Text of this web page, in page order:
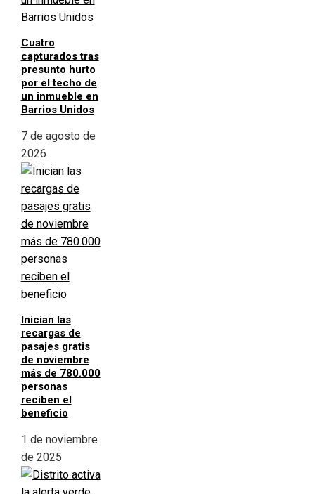
Cuatro
capturados tras
presunto hurto
por el techo de
un inmueble en
Barrios Unidos
7 de agosto de
2026
Inician las
recargas de
pasajes gratis
de noviembre
más de 780.000
personas
reciben el
beneficio
1 de noviembre
de 2025